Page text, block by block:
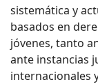
sistemática y
basados en
jóvenes, tanto
ante instancias
internacionales